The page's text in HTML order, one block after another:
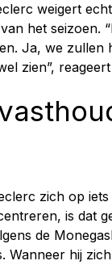
weigert
het seizoen.
Ja, we zullen
zien”,
zich op iets
is dat
de
Wanneer hij